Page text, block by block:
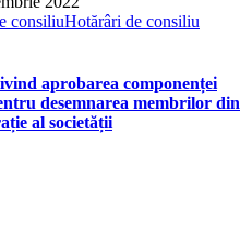
consiliuHotărâri de consiliu
aprobarea componenței
desemnarea membrilor din
al societății